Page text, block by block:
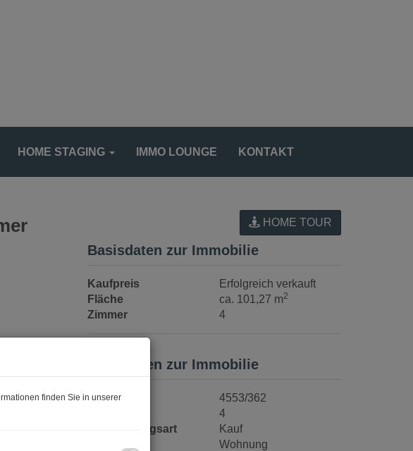
HOME STAGING IMMO LOUNGE KONTAKT
HOME TOUR
Basisdaten zur Immobilie
Kaufpreis
Erfolgreich verkauft
Fläche
ca. 101,27 m2
Zimmer 4
Basisdaten zur Immobilie
Objektnr.
4553/362
4
Vermarktungsart
Kauf
Wohnung
finden Sie in unserer